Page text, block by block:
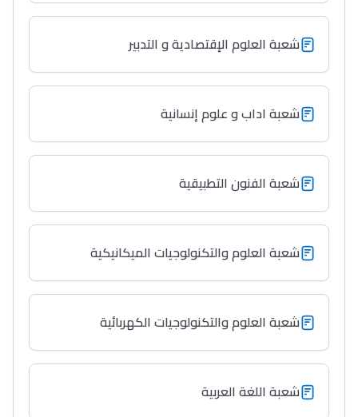
التعليم الثانوي الإعدادي
Post-Bac
+ de 78 Sujets
دليل المهن
ما يزيد عن 149 مهنة
دليل التوجيه
التوجيه بالثانوي و الإعدادي
شعبة العلوم الإقتصادية و التدبير
شعبة اداب و علوم إنسانية
شعبة الفنون التطبيقية
شعبة العلوم والتكنولوجيات الميكانيكية
شعبة العلوم والتكنولوجيات الكهربائية
شعبة اللغة العربية